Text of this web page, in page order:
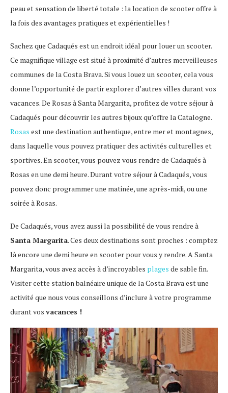
peau et sensation de liberté totale : la location de scooter offre à
la fois des avantages pratiques et expérientielles !
Sachez que Cadaqués est un endroit idéal pour louer un scooter.
Ce magnifique village est situé à proximité d’autres merveilleuses
communes de la Costa Brava. Si vous louez un scooter, cela vous
donne l’opportunité de partir explorer d’autres villes durant vos
vacances. De Rosas à Santa Margarita, profitez de votre séjour à
Cadaqués pour découvrir les autres bijoux qu’offre la Catalogne.
Rosas est une destination authentique, entre mer et montagnes,
dans laquelle vous pouvez pratiquer des activités culturelles et
sportives. En scooter, vous pouvez vous rendre de Cadaqués à
Rosas en une demi heure. Durant votre séjour à Cadaqués, vous
pouvez donc programmer une matinée, une après-midi, ou une
soirée à Rosas.
De Cadaqués, vous avez aussi la possibilité de vous rendre à
Santa Margarita. Ces deux destinations sont proches : comptez
là encore une demi heure en scooter pour vous y rendre. A Santa
Margarita, vous avez accès à d’incroyables plages de sable fin.
Visiter cette station balnéaire unique de la Costa Brava est une
activité que nous vous conseillons d’inclure à votre programme
durant vos vacances !